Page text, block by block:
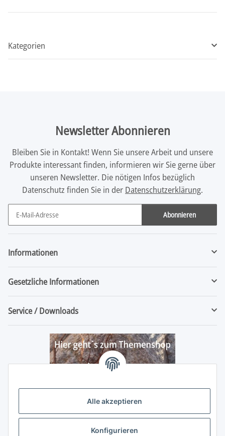
Alle akzeptieren
Konfigurieren
Kategorien
Newsletter Abonnieren
Bleiben Sie in Kontakt! Wenn Sie unsere Arbeit und unsere
Produkte interessant finden, informieren wir Sie gerne über
unseren Newsletter. Die nötigen Infos bezüglich
Datenschutz finden Sie in der Datenschutzerklärung.
Abonnieren
Newsletter Abonnieren
Informationen
Gesetzliche Informationen
Service / Downloads